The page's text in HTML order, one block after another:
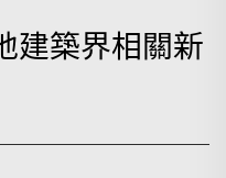
建築界相關新